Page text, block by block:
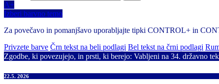
A+
Izberi barvno temo
Za povečavo in pomanjšavo uporabljajte tipki CONTROL+ in
Privzete barve Črn tekst na beli podlagi Bel tekst na črni podlagi
Zgodbe, ki povezujejo, in prsti, ki berejo: Vabljeni na 34. državno
22.5. 2026